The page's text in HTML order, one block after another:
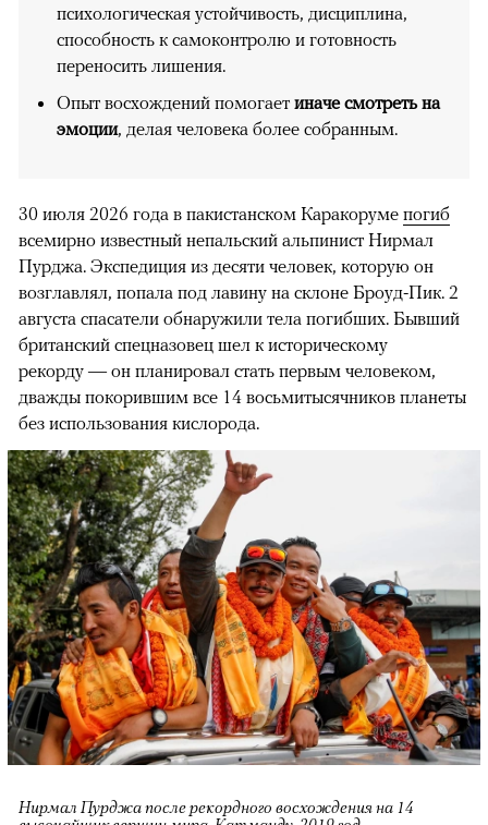
психологическая устойчивость, дисциплина,
способность к самоконтролю и готовность
переносить лишения.
Опыт восхождений помогает иначе смотреть на
эмоции, делая человека более собранным.
30 июля 2026 года в пакистанском Каракоруме погиб
всемирно известный непальский альпинист Нирмал
Пурджа. Экспедиция из десяти человек, которую он
возглавлял, попала под лавину на склоне Броуд-Пик. 2
августа спасатели обнаружили тела погибших. Бывший
британский спецназовец шел к историческому
рекорду — он планировал стать первым человеком,
дважды покорившим все 14 восьмитысячников планеты
без использования кислорода.
Нирмал Пурджа после рекордного восхождения на 14